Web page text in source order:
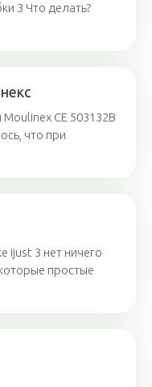
3 Что делать?
CE 503132В
что при
ijust 3 нет ничего
простые